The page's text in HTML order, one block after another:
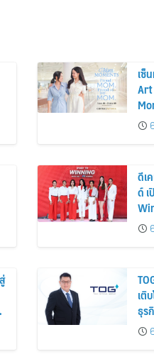
เซ็
ดีเ
ด์
เติ
ธุร
มูล
ปร